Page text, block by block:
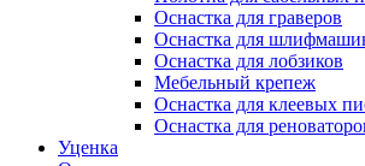
Оснастка для граверов
Оснастка для
Оснастка для лобзиков
Мебельный крепеж
Оснастка для клеевых
Оснастка для
Уценка